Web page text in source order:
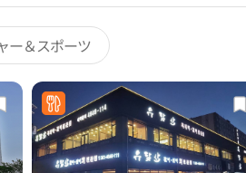
ー＆スポーツ